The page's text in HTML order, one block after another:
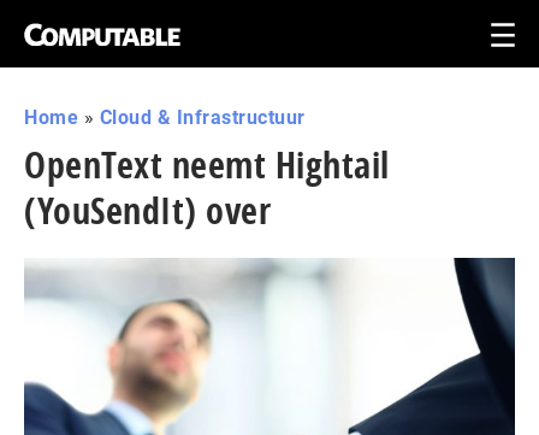
Home » Cloud & Infrastructuur
OpenText neemt Hightail
(YouSendIt) over